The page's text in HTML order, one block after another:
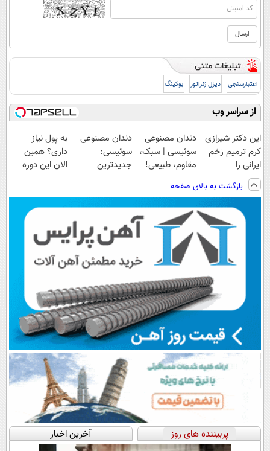
اعتبارسنجی دیزل ژنراتور بوکینگ
از سراسر وب
این دکتر شیرازی
کرم ترمیم زخم
ایرانی را
ساخت!!!
دندان مصنوعی
سوئیسی | سبک،
مقاوم، طبیعی!
رایگان+پرداخت
اقساطی😍
دندان مصنوعی
سوئیسی:
جدیدترین
پرداخت قسطی
به پول نیاز
داری؟ همین
الان این دوره
بازگشت به بالای صفحه
پربیننده های روز آخرین اخبار